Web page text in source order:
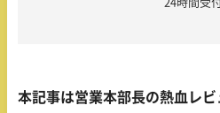
24時間受
本記事は営業本部長の熱血レビ